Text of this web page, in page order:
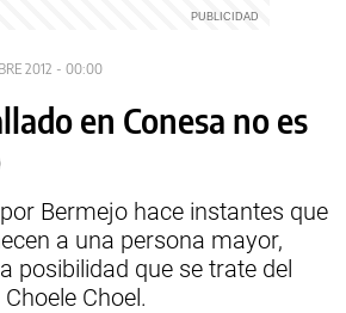
2012 - 00:00
en Conesa no es
Bermejo hace instantes que
a una persona mayor,
posibilidad que se trate del
Choel.